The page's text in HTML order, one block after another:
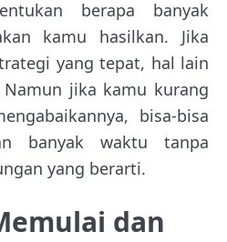
berapa banyak
kamu hasilkan. Jika
yang tepat, hal lain
Namun jika kamu kurang
bisa-bisa
banyak waktu tanpa
yang berarti.
dan